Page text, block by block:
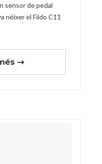
sensor de pedal
néixer el Fiido C11